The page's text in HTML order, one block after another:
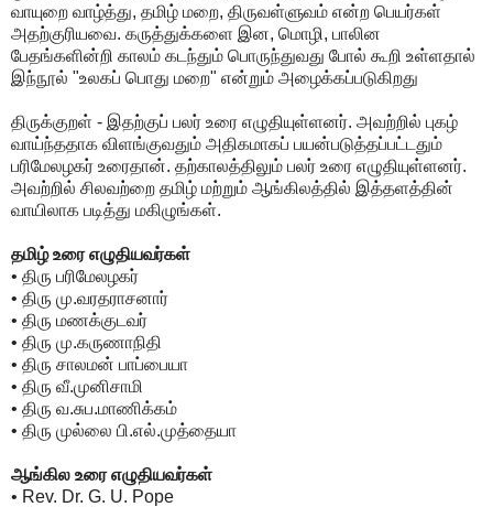
வாயுறை வாழ்த்து, தமிழ் மறை, திருவள்ளுவம் என்ற பெயர்கள்
அதற்குரியவை. கருத்துக்களை இன, மொழி, பாலின
பேதங்களின்றி காலம் கடந்தும் பொருந்துவது போல் கூறி உள்ளதால்
இந்நூல் "உலகப் பொது மறை" என்றும் அழைக்கப்படுகிறது
திருக்குறள் - இதற்குப் பலர் உரை எழுதியுள்ளனர். அவற்றில் புகழ்
வாய்ந்ததாக விளங்குவதும் அதிகமாகப் பயன்படுத்தப்பட்டதும்
பரிமேலழகர் உரைதான். தற்காலத்திலும் பலர் உரை எழுதியுள்ளனர்.
அவற்றில் சிலவற்றை தமிழ் மற்றும் ஆங்கிலத்தில் இத்தளத்தின்
வாயிலாக படித்து மகிழுங்கள்.
தமிழ் உரை எழுதியவர்கள்
• திரு பரிமேலழகர்
• திரு மு.வரதராசனார்
• திரு மணக்குடவர்
• திரு மு.கருணாநிதி
• திரு சாலமன் பாப்பையா
• திரு வீ.முனிசாமி
• திரு வ.சுப.மாணிக்கம்
• திரு முல்லை பி.எல்.முத்தையா
ஆங்கில உரை எழுதியவர்கள்
• Rev. Dr. G. U. Pope